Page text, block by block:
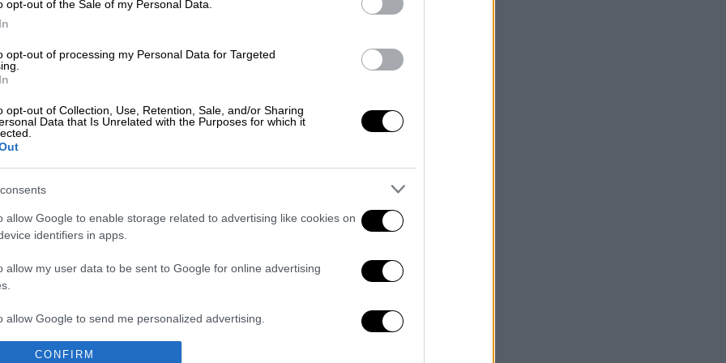
opt-out of the Sale of my Personal Data.
opt-out of processing my Personal Data for Targeted
opt-out of Collection, Use, Retention, Sale, and/or Sharing
Data that Is Unrelated with the Purposes for which it
allow Google to enable storage related to advertising like cookies on
identifiers in apps.
allow my user data to be sent to Google for online advertising
allow Google to send me personalized advertising.
allow Google to enable storage related to analytics like cookies on
CONFIRM
επικουρικών
Εργασίας.
την επόμενη Δευτέρα 28 Αυγούστου
στους λογαριασμούς των
25 Αυγούστου.
Νέα αποχώρηση